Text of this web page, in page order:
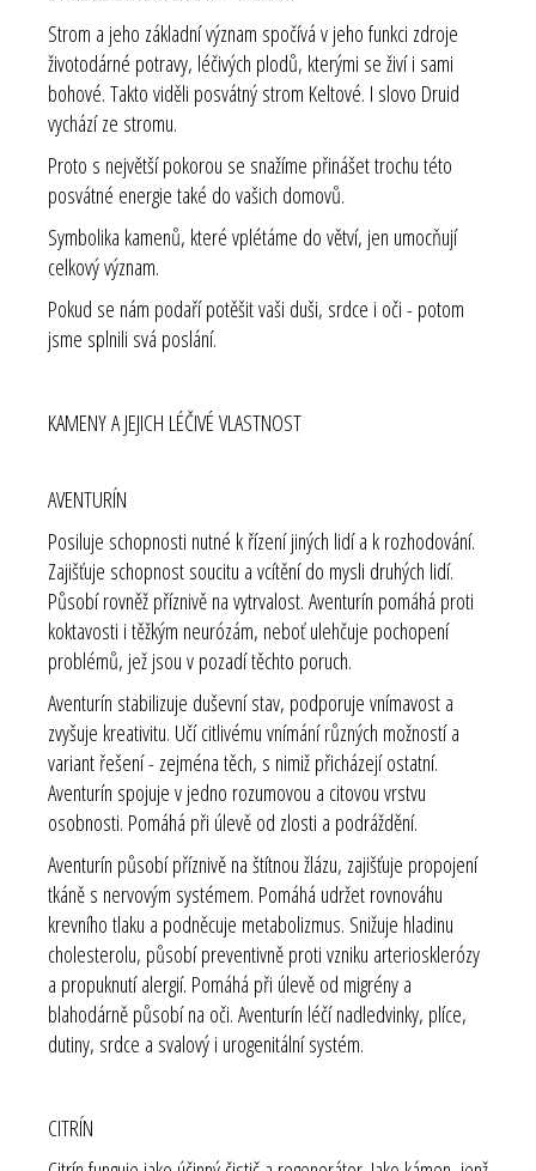
Strom a jeho základní význam spočívá v jeho funkci zdroje
životodárné potravy, léčivých plodů, kterými se živí i sami
bohové. Takto viděli posvátný strom Keltové. I slovo Druid
vychází ze stromu.
Proto s největší pokorou se snažíme přinášet trochu této
posvátné energie také do vašich domovů.
Symbolika kamenů, které vplétáme do větví, jen umocňují
celkový význam.
Pokud se nám podaří potěšit vaši duši, srdce i oči - potom
jsme splnili svá poslání.
KAMENY A JEJICH LÉČIVÉ VLASTNOST
AVENTURÍN
Posiluje schopnosti nutné k řízení jiných lidí a k rozhodování.
Zajišťuje schopnost soucitu a vcítění do mysli druhých lidí.
Působí rovněž příznivě na vytrvalost. Aventurín pomáhá proti
koktavosti i těžkým neurózám, neboť ulehčuje pochopení
problémů, jež jsou v pozadí těchto poruch.
Aventurín stabilizuje duševní stav, podporuje vnímavost a
zvyšuje kreativitu. Učí citlivému vnímání různých možností a
variant řešení - zejména těch, s nimiž přicházejí ostatní.
Aventurín spojuje v jedno rozumovou a citovou vrstvu
osobnosti. Pomáhá při úlevě od zlosti a podráždění.
Aventurín působí příznivě na štítnou žlázu, zajišťuje propojení
tkáně s nervovým systémem. Pomáhá udržet rovnováhu
krevního tlaku a podněcuje metabolizmus. Snižuje hladinu
cholesterolu, působí preventivně proti vzniku arteriosklerózy
a propuknutí alergií. Pomáhá při úlevě od migrény a
blahodárně působí na oči. Aventurín léčí nadledvinky, plíce,
dutiny, srdce a svalový i urogenitální systém.
CITRÍN